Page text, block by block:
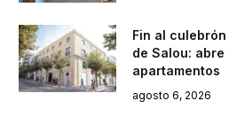
Fin al
de Salou: abre
apartamentos
agosto 6, 2026